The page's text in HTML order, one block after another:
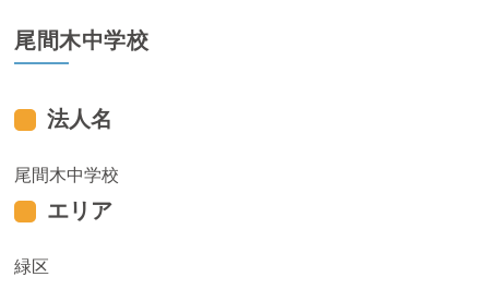
尾間木中学校
法人名
尾間木中学校
エリア
緑区